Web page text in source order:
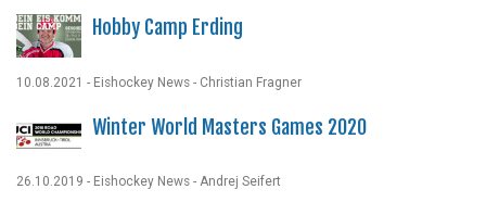
Hobby Camp Erding
10.08.2021 - Eishockey News - Christian Fragner
Winter World Masters Games 2020
26.10.2019 - Eishockey News - Andrej Seifert